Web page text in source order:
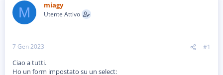
r
e
D
c
s
s
o
M miagy
Utente Attivo
7 Gen 2023 #1
Ciao a tutti.
Ho un form impostato su un select: